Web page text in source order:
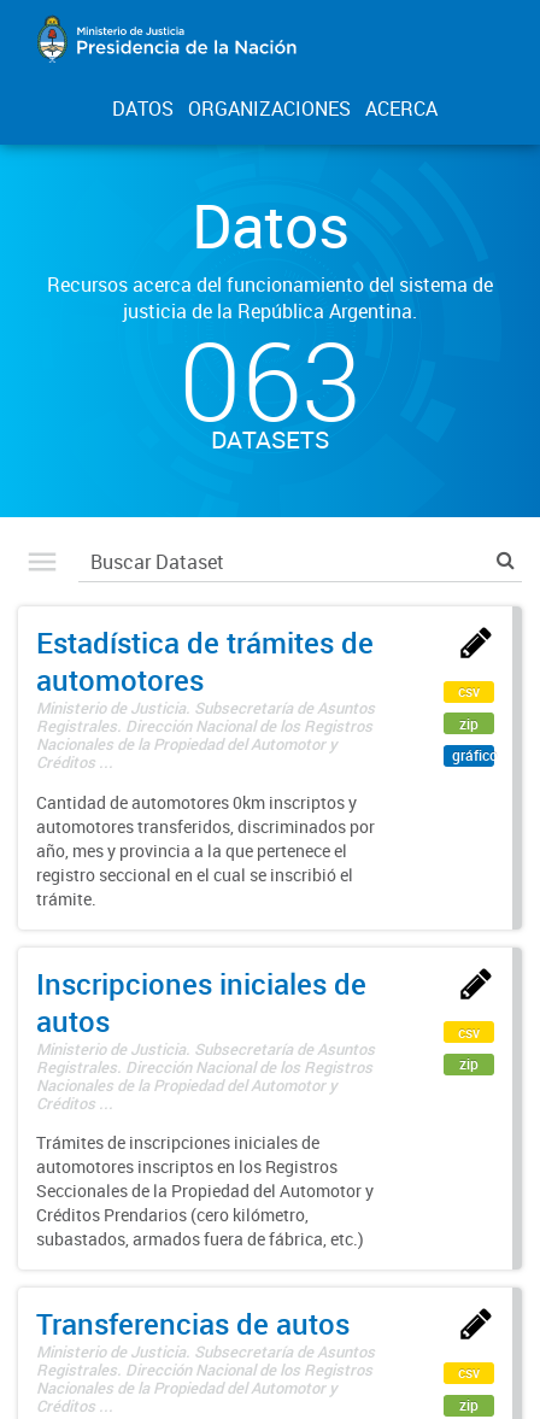
DATOS ORGANIZACIONES ACERCA
Datos
Recursos acerca del funcionamiento del sistema de
justicia de la República Argentina.
063
DATASETS
Estadística de trámites de
automotores
Ministerio de Justicia. Subsecretaría de Asuntos
Registrales. Dirección Nacional de los Registros
Nacionales de la Propiedad del Automotor y
Créditos ...
Cantidad de automotores 0km inscriptos y
automotores transferidos, discriminados por
año, mes y provincia a la que pertenece el
registro seccional en el cual se inscribió el
trámite.
csv
zip
gráfico
Inscripciones iniciales de
autos
Ministerio de Justicia. Subsecretaría de Asuntos
Registrales. Dirección Nacional de los Registros
Nacionales de la Propiedad del Automotor y
Créditos ...
Trámites de inscripciones iniciales de
automotores inscriptos en los Registros
Seccionales de la Propiedad del Automotor y
Créditos Prendarios (cero kilómetro,
subastados, armados fuera de fábrica, etc.)
csv
zip
Transferencias de autos
Ministerio de Justicia. Subsecretaría de Asuntos
Registrales. Dirección Nacional de los Registros
Nacionales de la Propiedad del Automotor y
Créditos ...
csv
zip